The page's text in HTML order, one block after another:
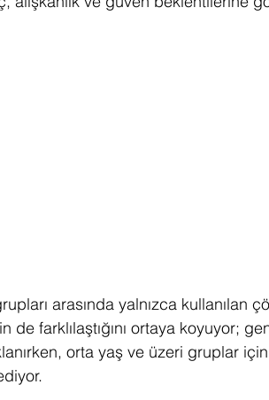
arasında yalnızca kullanılan
de farklılaştığını ortaya koyuyor;
orta yaş ve üzeri gruplar